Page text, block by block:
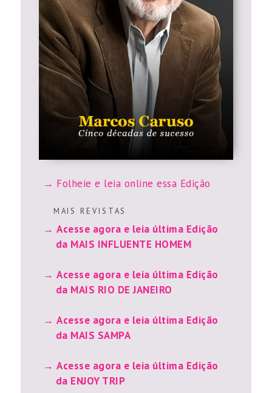
Folheie e leia online essa Edição
M A I S R E V I S T A S
Acesse agora e leia última Edição
da MAIS INFLUENTE HOMEM
Acesse agora e leia última Edição
da MAIS RIO DE JANEIRO
Acesse agora e leia última Edição
da MAIS SAMPA
Acesse agora e leia última Edição
da ENJOY TRIP